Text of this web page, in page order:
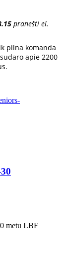
pranešti el.
pilna komanda
apie 2200
metu LBF